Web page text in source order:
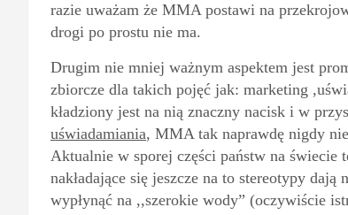
razie uważam że MMA postawi na
drogi po prostu nie ma.
Drugim nie mniej ważnym aspektem jest
zbiorcze dla takich pojęć jak: marketing
kładziony jest na nią znaczny nacisk i w
uświadamiania, MMA tak naprawdę nigdy
Aktualnie w sporej części państw na świecie
nakładające się jeszcze na to stereotypy
wypłynąć na ,,szerokie wody” (oczywiście